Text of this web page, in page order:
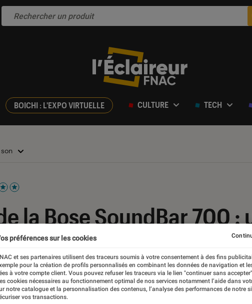
BOICHI : L'EXPO VIRTUELLE CULTURE TECH
la Bose SoundBar 700 :
à associer avec un
Bertrand, Romain Challand
sont réalisés en toute indépendance du commerce ou des fabricants
à leur expertise, et aux équipements de mesures les plus précis. Pour en
préférences sur les cookies
et ses partenaires utilisent des traceurs soumis à votre consentement à des fins
pour la création de profils personnalisés en combinant les données de navigation et
à votre compte client. Vous pouvez refuser les traceurs via le lien "continuer sans
cookies nécessaires au fonctionnement optimal de nos services notamment l’aide dans
notre catalogue et la personnalisation des contenus, l’analyse des performances de notre
vos transactions.